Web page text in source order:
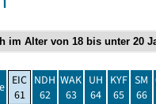
EIC
61
NDH
62
WAK
63
UH
64
KYF
65
SM
66